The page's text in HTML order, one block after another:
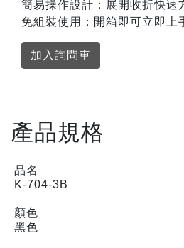
簡易操作設計：展開收折快速
免組裝使用：開箱即可立即上
加入詢問車
產品規格
品名
K-704-3B
顏色
黑色